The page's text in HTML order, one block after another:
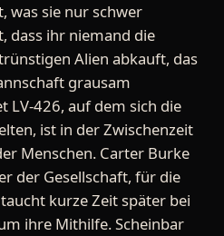
was sie nur schwer
dass ihr niemand die
Alien abkauft, das
grausam
LV-426, auf dem sich die
ist in der Zwischenzeit
Menschen. Carter Burke
der Gesellschaft, für die
kurze Zeit später bei
ihre Mithilfe. Scheinbar